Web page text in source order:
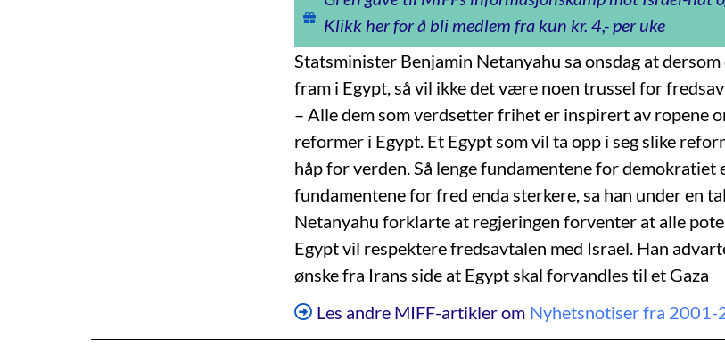
Klikk her for å bli medlem fra kun kr. 4,- per uke
Statsminister Benjamin Netanyahu sa onsdag at
fram i Egypt, så vil ikke det være noen trussel for
– Alle dem som verdsetter frihet er inspirert av ropene
reformer i Egypt. Et Egypt som vil ta opp i seg slike
håp for verden. Så lenge fundamentene for demokratiet
fundamentene for fred enda sterkere, sa han under en
Netanyahu forklarte at regjeringen forventer at alle
Egypt vil respektere fredsavtalen med Israel. Han
ønske fra Irans side at Egypt skal forvandles til et Gaza
Les andre MIFF-artikler om Nyhetsnotiser fra 2001-